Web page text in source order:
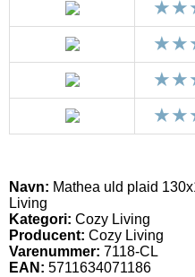
Navn: Mathea uld plaid
Living
Kategori: Cozy Living
Producent: Cozy Living
Varenummer: 7118-CL
EAN: 5711634071186